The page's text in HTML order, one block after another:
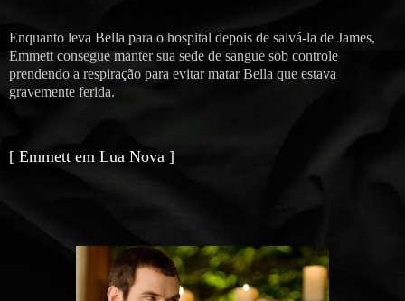
Enquanto leva Bella para o hospital depois de salvá-la de James,
Emmett consegue manter sua sede de sangue sob controle
prendendo a respiração para evitar matar Bella que estava
gravemente ferida.
[ Emmett em Lua Nova ]